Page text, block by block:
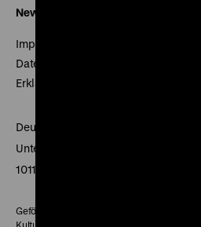
Newsletter
Impressum
Datenschutz
Erklärung digitale Barrierefreiheit
Deutsches Historisches Museum
Unter den Linden 2
10117 Berlin
Gefördert mit Mitteln des Beauftragten der
Kultur und Medien